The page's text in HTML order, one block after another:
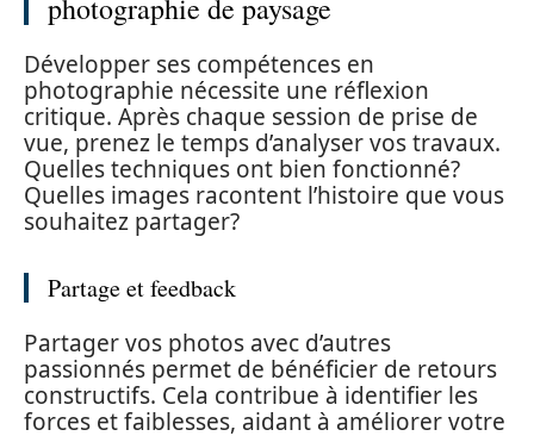
photographie de paysage
Développer ses compétences en
photographie nécessite une réflexion
critique. Après chaque session de prise de
vue, prenez le temps d’analyser vos travaux.
Quelles techniques ont bien fonctionné?
Quelles images racontent l’histoire que vous
souhaitez partager?
Partage et feedback
Partager vos photos avec d’autres
passionnés permet de bénéficier de retours
constructifs. Cela contribue à identifier les
forces et faiblesses, aidant à améliorer votre